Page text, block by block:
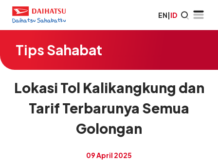
EN|ID
Tips Sahabat
Lokasi Tol Kalikangkung dan
Tarif Terbarunya Semua
Golongan
09 April 2025